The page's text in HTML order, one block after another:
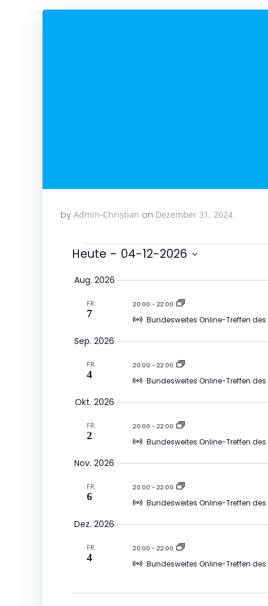
by Admin-Christian on Dezember 31, 2024
Heute - 04-12-2026
auswählen.
Aug. 2026
FR.
7
20:00 - 22:00
Bundesweites Online-Treffen
Sep. 2026
FR.
4
20:00 - 22:00
Bundesweites Online-Treffen
Okt. 2026
FR.
2
20:00 - 22:00
Bundesweites Online-Treffen
Nov. 2026
FR.
6
20:00 - 22:00
Bundesweites Online-Treffen
Dez. 2026
FR.
4
20:00 - 22:00
Bundesweites Online-Treffen